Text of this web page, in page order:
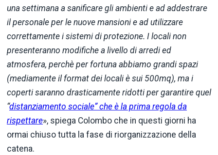
una settimana a sanificare gli ambienti e ad addestrare
il personale per le nuove mansioni e ad utilizzare
correttamente i sistemi di protezione. I locali non
presenteranno modifiche a livello di arredi ed
atmosfera, perchè per fortuna abbiamo grandi spazi
(mediamente il format dei locali è sui 500mq), ma i
coperti saranno drasticamente ridotti per garantire quel
“distanziamento sociale” che è la prima regola da
rispettare», spiega Colombo che in questi giorni ha
ormai chiuso tutta la fase di riorganizzazione della
catena.